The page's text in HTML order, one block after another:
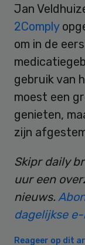
Jan
2Comply
om in de
gebruik van
moest een
genieten,
zijn
Skipr daily
uur een
nieuws.
dagelijkse
Reageer op dit